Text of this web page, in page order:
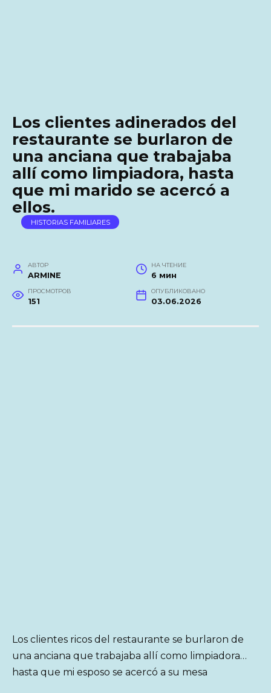
Los clientes adinerados del
restaurante se burlaron de
una anciana que trabajaba
allí como limpiadora, hasta
que mi marido se acercó a
ellos.
HISTORIAS FAMILIARES
АВТОР
ARMINE
НА ЧТЕНИЕ
6 мин
ПРОСМОТРОВ
151
ОПУБЛИКОВАНО
03.06.2026
Los clientes ricos del restaurante se burlaron de
una anciana que trabajaba allí como limpiadora…
hasta que mi esposo se acercó a su mesa